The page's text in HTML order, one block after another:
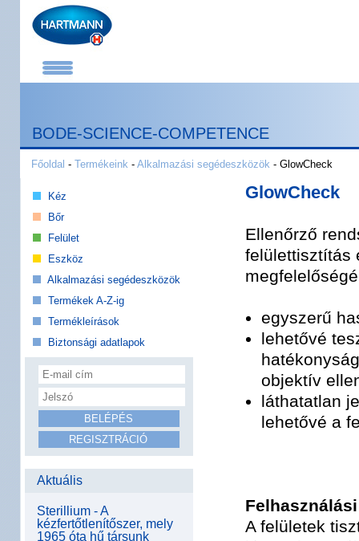
BODE-SCIENCE-COMPETENCE
Főoldal - Termékeink- Alkalmazási segédeszközök- GlowCheck
Kéz
Bőr
Felület
Eszköz
Alkalmazási segédeszközök
Termékek A-Z-ig
Termékleírások
Biztonsági adatlapok
Aktuális
Sterillium - A
kézfertőtlenítőszer, mely
1965 óta hű társunk
GlowCheck
Ellenőrző
felülettisztítás
egyszerű
lehetővé
objektív
láthatatlan
lehetővé a
A felületek